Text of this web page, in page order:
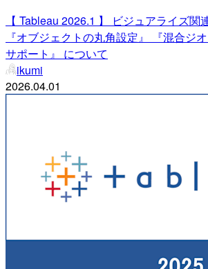
【 Tableau 2026.1 】 ビジュアライズ関
『オブジェクトの丸角設定』 『混合ジ
サポート』 について
ikumi
2026.04.01